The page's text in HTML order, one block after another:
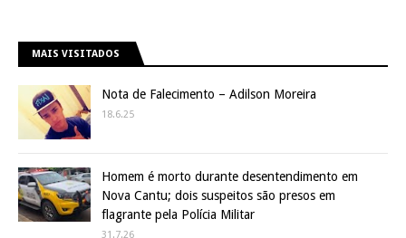
MAIS VISITADOS
Nota de Falecimento – Adilson Moreira
18.6.25
Homem é morto durante desentendimento em
Nova Cantu; dois suspeitos são presos em
flagrante pela Polícia Militar
31.7.26